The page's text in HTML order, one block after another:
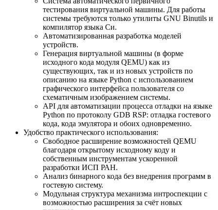
тестирования виртуальной машины. Для работы
системы требуются только утилиты GNU Binutils и
компилятор языка Си.
Автоматизированная разработка моделей
устройств.
Генерация виртуальной машины (в форме
исходного кода модуля QEMU) как из
существующих, так и из новых устройств по
описанию на языке Python с использованием
графического интерфейса пользователя со
схематичным изображением системы.
API для автоматизации процесса отладки на языке
Python по протоколу GDB RSP: отладка гостевого
кода, кода эмулятора и обоих одновременно.
Удобство практического использования:
Свободное расширение возможностей QEMU
благодаря открытому исходному коду и
собственным инструментам ускоренной
разработки ИСП РАН.
Анализ бинарного кода без внедрения программ в
гостевую систему.
Модульная структура механизма интроспекции с
возможностью расширения за счёт новых